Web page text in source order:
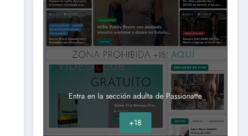
Entra en la sección adulta de Passionatte
+18